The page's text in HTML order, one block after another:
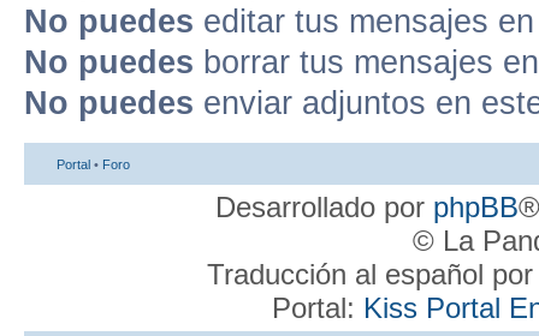
No puedes editar tus mensajes
No puedes borrar tus mensajes
No puedes enviar adjuntos en
Portal • Foro
Desarrollado por phpBB
© La
Traducción al español
Portal: Kiss Portal